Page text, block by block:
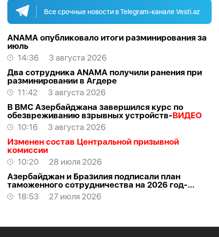
Все срочные новости в Telegram-канале Vesti.az
ANAMA опубликовало итоги разминирования за
июль
14:36
3 августа 2026
Два сотрудника ANAMA получили ранения при
разминировании в Агдере
11:42
3 августа 2026
В ВМС Азербайджана завершился курс по
обезвреживанию взрывных устройств-ВИДЕО
10:16
3 августа 2026
Изменен состав Центральной призывной
комиссии
10:20
28 июля 2026
Азербайджан и Бразилия подписали план
таможенного сотрудничества на 2026 год-
ФОТО
18:53 27 июля 2026